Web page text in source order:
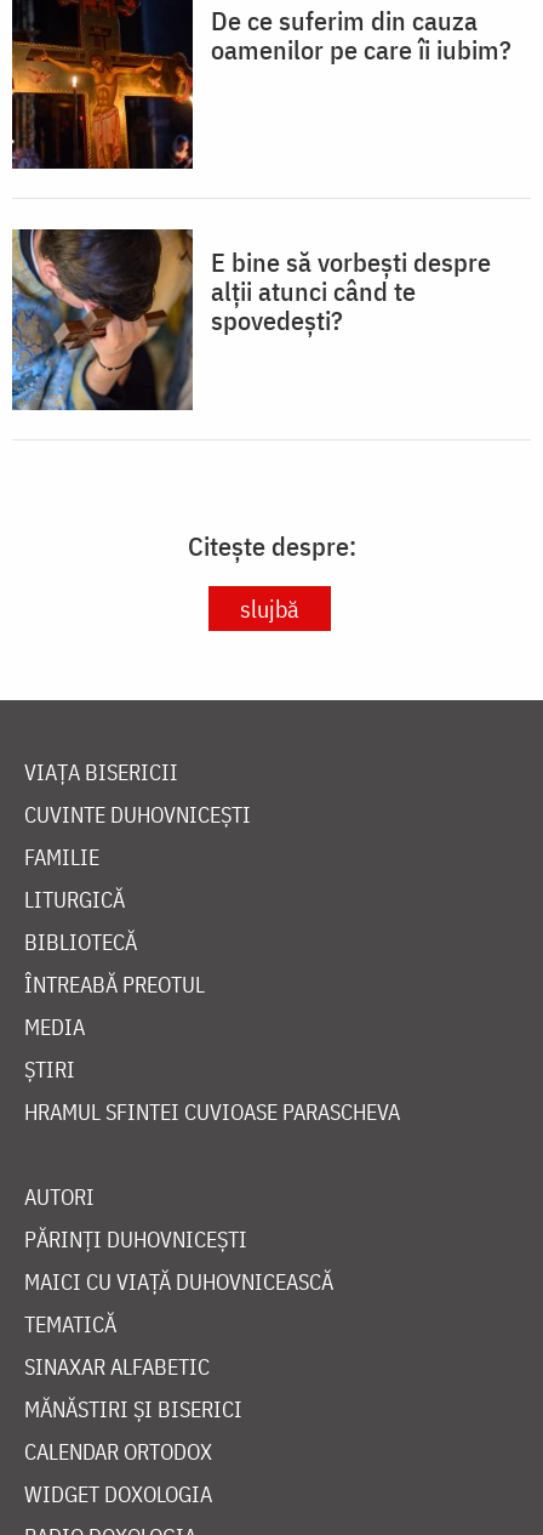
De ce suferim din cauza
oamenilor pe care îi iubim?
E bine să vorbești despre
alții atunci când te
spovedești?
Citește despre:
slujbă
VIAȚA BISERICII
CUVINTE DUHOVNICEȘTI
FAMILIE
LITURGICĂ
BIBLIOTECĂ
ÎNTREABĂ PREOTUL
MEDIA
ȘTIRI
HRAMUL SFINTEI CUVIOASE PARASCHEVA
AUTORI
PĂRINȚI DUHOVNICEȘTI
MAICI CU VIAȚĂ DUHOVNICEASCĂ
TEMATICĂ
SINAXAR ALFABETIC
MĂNĂSTIRI ȘI BISERICI
CALENDAR ORTODOX
WIDGET DOXOLOGIA